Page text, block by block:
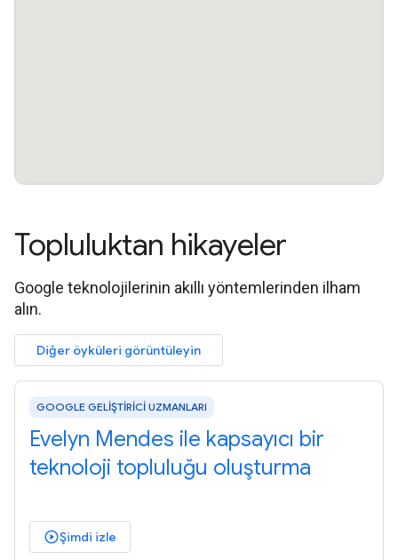
Topluluktan hikayeler
Google teknolojilerinin akıllı yöntemlerinden ilham
alın.
Diğer öyküleri görüntüleyin
GOOGLE GELİŞTİRİCİ UZMANLARI
Evelyn Mendes ile kapsayıcı bir
teknoloji topluluğu oluşturma
play_circle_outlinedŞimdi izle